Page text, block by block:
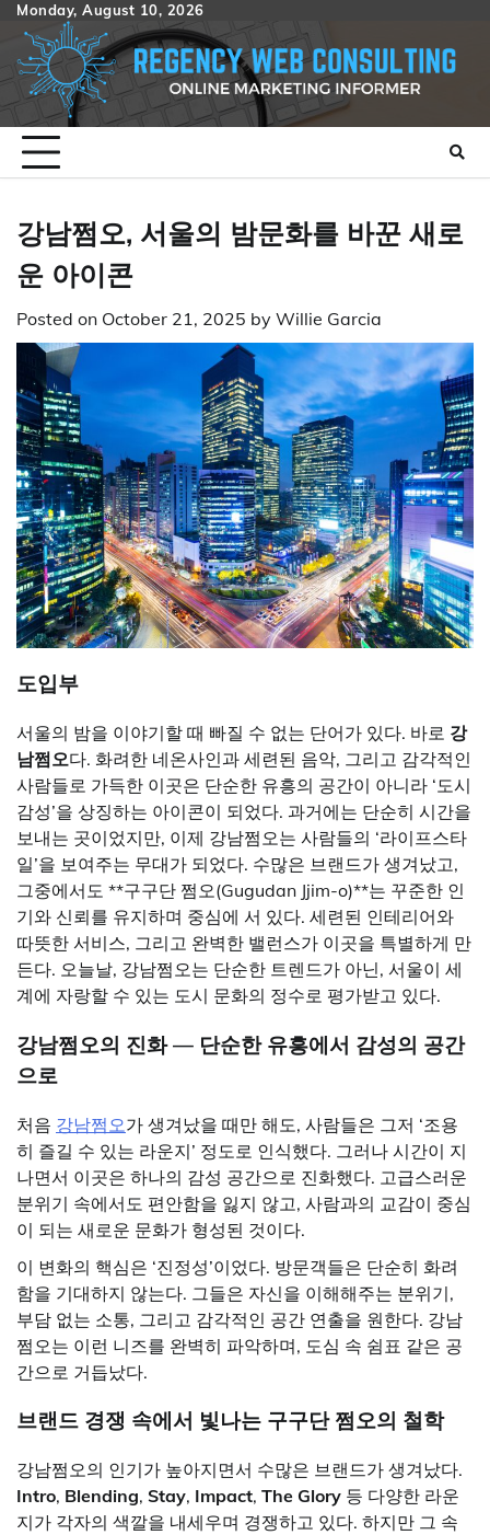
Skip
content
Monday, August 10, 2026
강남쩜오, 서울의 밤문화를 바꾼 새로
운 아이콘
Posted on October 21, 2025 by Willie Garcia
도입부
서울의 밤을 이야기할 때 빠질 수 없는 단어가 있다. 바로 강
남쩜오다. 화려한 네온사인과 세련된 음악, 그리고 감각적인
사람들로 가득한 이곳은 단순한 유흥의 공간이 아니라 ‘도시
감성’을 상징하는 아이콘이 되었다. 과거에는 단순히 시간을
보내는 곳이었지만, 이제 강남쩜오는 사람들의 ‘라이프스타
일’을 보여주는 무대가 되었다. 수많은 브랜드가 생겨났고,
그중에서도 **구구단 쩜오(Gugudan Jjim-o)**는 꾸준한 인
기와 신뢰를 유지하며 중심에 서 있다. 세련된 인테리어와
따뜻한 서비스, 그리고 완벽한 밸런스가 이곳을 특별하게 만
든다. 오늘날, 강남쩜오는 단순한 트렌드가 아닌, 서울이 세
계에 자랑할 수 있는 도시 문화의 정수로 평가받고 있다.
강남쩜오의 진화— 단순한 유흥에서 감성의 공간
으로
처음 강남쩜오가 생겨났을 때만 해도, 사람들은 그저 ‘조용
히 즐길 수 있는 라운지’ 정도로 인식했다. 그러나 시간이 지
나면서 이곳은 하나의 감성 공간으로 진화했다. 고급스러운
분위기 속에서도 편안함을 잃지 않고, 사람과의 교감이 중심
이 되는 새로운 문화가 형성된 것이다.
이 변화의 핵심은 ‘진정성’이었다. 방문객들은 단순히 화려
함을 기대하지 않는다. 그들은 자신을 이해해주는 분위기,
부담 없는 소통, 그리고 감각적인 공간 연출을 원한다. 강남
쩜오는 이런 니즈를 완벽히 파악하며, 도심 속 쉼표 같은 공
간으로 거듭났다.
브랜드 경쟁 속에서 빛나는 구구단 쩜오의 철학
강남쩜오의 인기가 높아지면서 수많은 브랜드가 생겨났다.
Intro, Blending, Stay, Impact, The Glory 등 다양한 라운
지가 각자의 색깔을 내세우며 경쟁하고 있다. 하지만 그 속